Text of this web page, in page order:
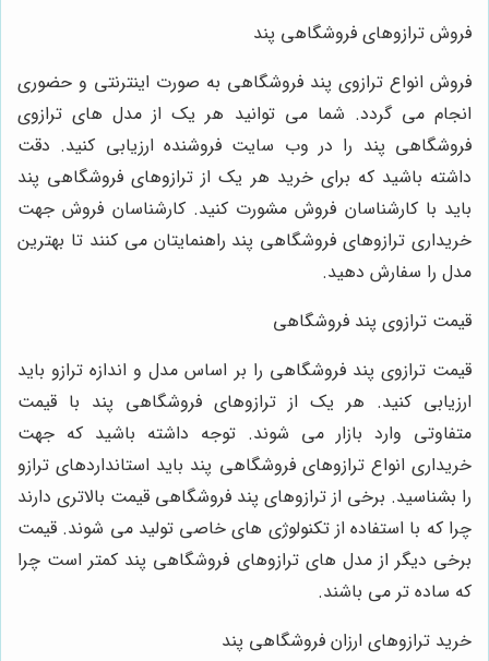
فروش ترازوهای فروشگاهی پند
فروش انواع ترازوی پند فروشگاهی به صورت اینترنتی و حضوری
انجام می‌ گردد. شما می ‌توانید هر یک از مدل ‌های ترازوی
فروشگاهی پند را در وب سایت فروشنده ارزیابی کنید. دقت
داشته باشید که برای خرید هر یک از ترازوهای فروشگاهی پند
باید با کارشناسان فروش مشورت کنید. کارشناسان فروش جهت
خریداری ترازوهای فروشگاهی پند راهنمایتان می‌ کنند تا بهترین
مدل را سفارش دهید.
قیمت ترازوی پند فروشگاهی
قیمت ترازوی پند فروشگاهی را بر اساس مدل و اندازه ترازو باید
ارزیابی کنید. هر یک از ترازوهای فروشگاهی پند با قیمت
متفاوتی وارد بازار می‌ شوند. توجه داشته باشید که جهت
خریداری انواع ترازوهای فروشگاهی پند باید استانداردهای ترازو
را بشناسید. برخی از ترازوهای پند فروشگاهی قیمت بالاتری دارند
چرا که با استفاده از تکنولوژی‌ های خاصی تولید می ‌شوند. قیمت
برخی دیگر از مدل ‌های ترازوهای فروشگاهی پند کمتر است چرا
که ساده ‌تر می ‌باشند.
خرید ترازوهای ارزان فروشگاهی پند